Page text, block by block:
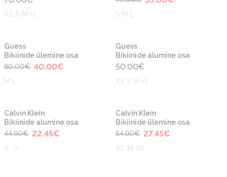
XS S M +1 S M L
Guess
Bikiinide ülemine osa
80.00€ 40.00€
M L
Guess
Bikiinide alumine osa
50.00€
XS S M +1
-50%
Calvin Klein
Bikiinide alumine osa
44.90€ 22.45€
S
-50%
Calvin Klein
Bikiinide ülemine osa
54.90€ 27.45€
32 34 36
-50% -50%